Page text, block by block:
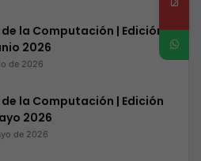
la Computación | Edición
2026
de 2026
la Computación | Edición
2026
de 2026